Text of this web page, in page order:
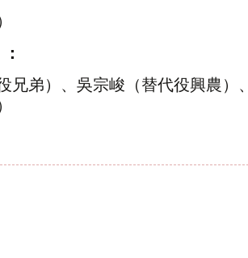
兄弟）、吳宗峻（替代役興農）